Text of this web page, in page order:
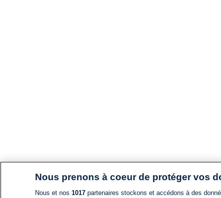
Nous prenons à coeur de protéger vos
Nous et nos 1017partenaires stockons et accédons à des